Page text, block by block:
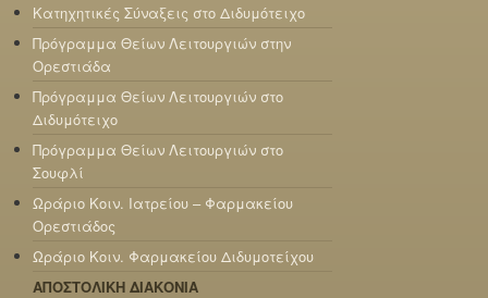
Κατηχητικές Σύναξεις στο Διδυμότειχο
Πρόγραμμα Θείων Λειτουργιών στην
Ορεστιάδα
Πρόγραμμα Θείων Λειτουργιών στο
Διδυμότειχο
Πρόγραμμα Θείων Λειτουργιών στο
Σουφλί
Ωράριο Κοιν. Ιατρείου – Φαρμακείου
Ορεστιάδος
Ωράριο Κοιν. Φαρμακείου Διδυμοτείχου
ΑΠΟΣΤΟΛΙΚΗ ΔΙΑΚΟΝΙΑ